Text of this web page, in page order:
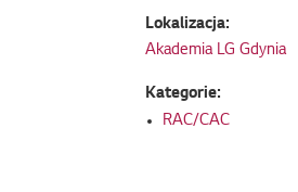
Lokalizacja:
Akademia LG Gdynia
Kategorie:
RAC/CAC